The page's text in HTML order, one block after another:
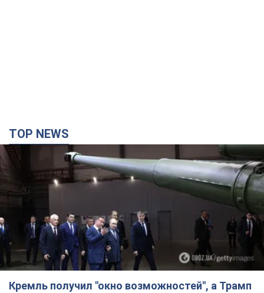
TOP NEWS
Кремль получил "окно возможностей", а Трамп